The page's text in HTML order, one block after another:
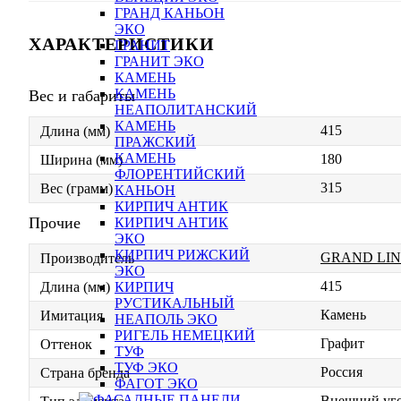
ГРАНД КАНЬОН
ЭКО
ГРАНИТ
ГРАНИТ ЭКО
КАМЕНЬ
КАМЕНЬ
НЕАПОЛИТАНСКИЙ
КАМЕНЬ
ПРАЖСКИЙ
КАМЕНЬ
ФЛОРЕНТИЙСКИЙ
КАНЬОН
КИРПИЧ АНТИК
КИРПИЧ АНТИК
ЭКО
КИРПИЧ РИЖСКИЙ
ЭКО
КИРПИЧ
РУСТИКАЛЬНЫЙ
НЕАПОЛЬ ЭКО
РИГЕЛЬ НЕМЕЦКИЙ
ТУФ
ТУФ ЭКО
ФАГОТ ЭКО
ХАРАКТЕРИСТИКИ
Вес и габариты
Длина (мм)
415
Ширина (мм)
180
Вес (грамм)
315
Прочие
Производитель
GRAND
Длина (мм)
415
Имитация
Камень
Оттенок
Графит
Страна бренда
Россия